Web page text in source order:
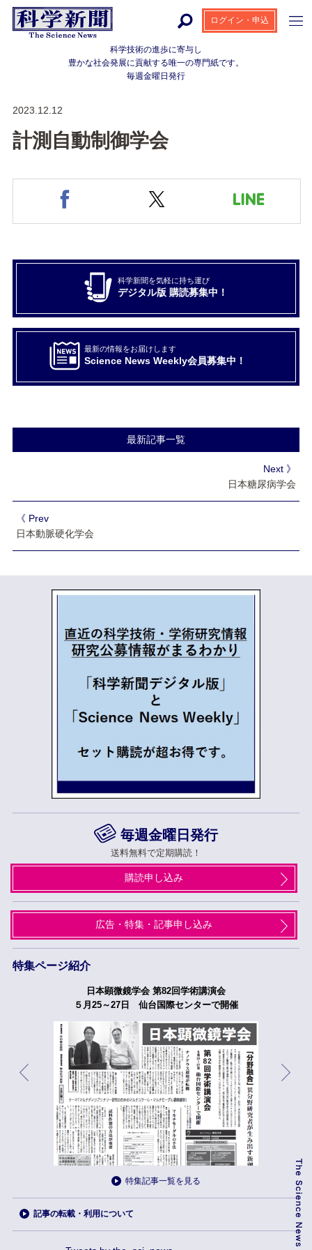
科学技術の進歩に寄与し
豊かな社会発展に貢献する唯一の専門紙です。
毎週金曜日発行
ログイン・申込
2023.12.12
計測自動制御学会
科学新聞を気軽に持ち運び
デジタル版 購読募集中！
最新の情報をお届けします
Science News Weekly会員募集中！
最新記事一覧
Next 》
日本糖尿病学会
《 Prev
日本動脈硬化学会
毎週金曜日発行
送料無料で定期購読！
購読申し込み
広告・特集・記事申し込み
特集ページ紹介
日本顕微鏡学会 第82回学術講演会
５月25～27日 仙台国際センターで開催
特集記事一覧を見る
記事の転載・利用について